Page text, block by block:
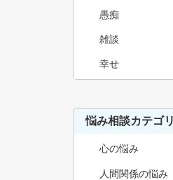
愚痴
雑談
幸せ
悩み相談カテゴ
心の悩み
人間関係の悩み